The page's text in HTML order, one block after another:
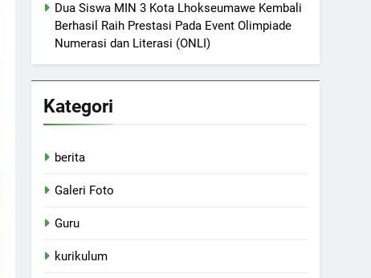
Dua Siswa MIN 3 Kota Lhokseumawe Kembali
Berhasil Raih Prestasi Pada Event Olimpiade
Numerasi dan Literasi (ONLI)
Kategori
berita
Galeri Foto
Guru
kurikulum